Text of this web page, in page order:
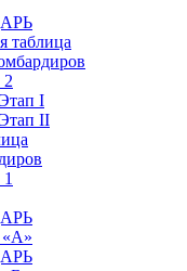
таблица
I
II
«А»